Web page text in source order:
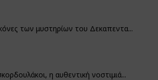
των μυστηρίων του Δεκαπεντα...
η αυθεντική νοστιμιά...